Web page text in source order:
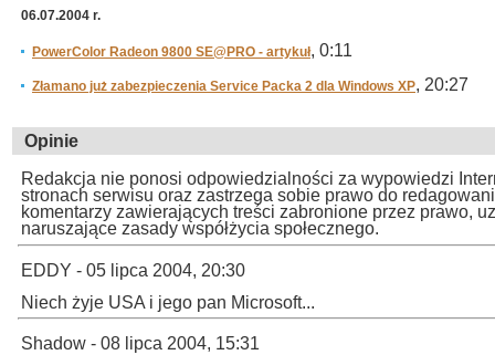
06.07.2004 r.
PowerColor Radeon 9800 SE@PRO - artykuł, 0:11
Złamano już zabezpieczenia Service Packa 2 dla Windows XP, 20:27
Opinie
Redakcja nie ponosi odpowiedzialności za wypowiedzi
stronach serwisu oraz zastrzega sobie prawo do
komentarzy zawierających treści zabronione przez prawo,
naruszające zasady współżycia społecznego.
EDDY - 05 lipca 2004, 20:30
Niech żyje USA i jego pan Microsoft...
Shadow - 08 lipca 2004, 15:31